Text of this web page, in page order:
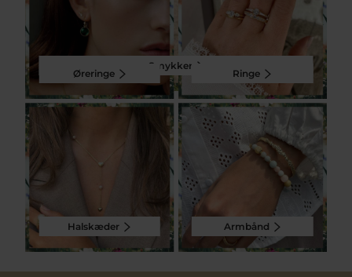
Smykker
Øreringe Ringe
Halskæder Armbånd